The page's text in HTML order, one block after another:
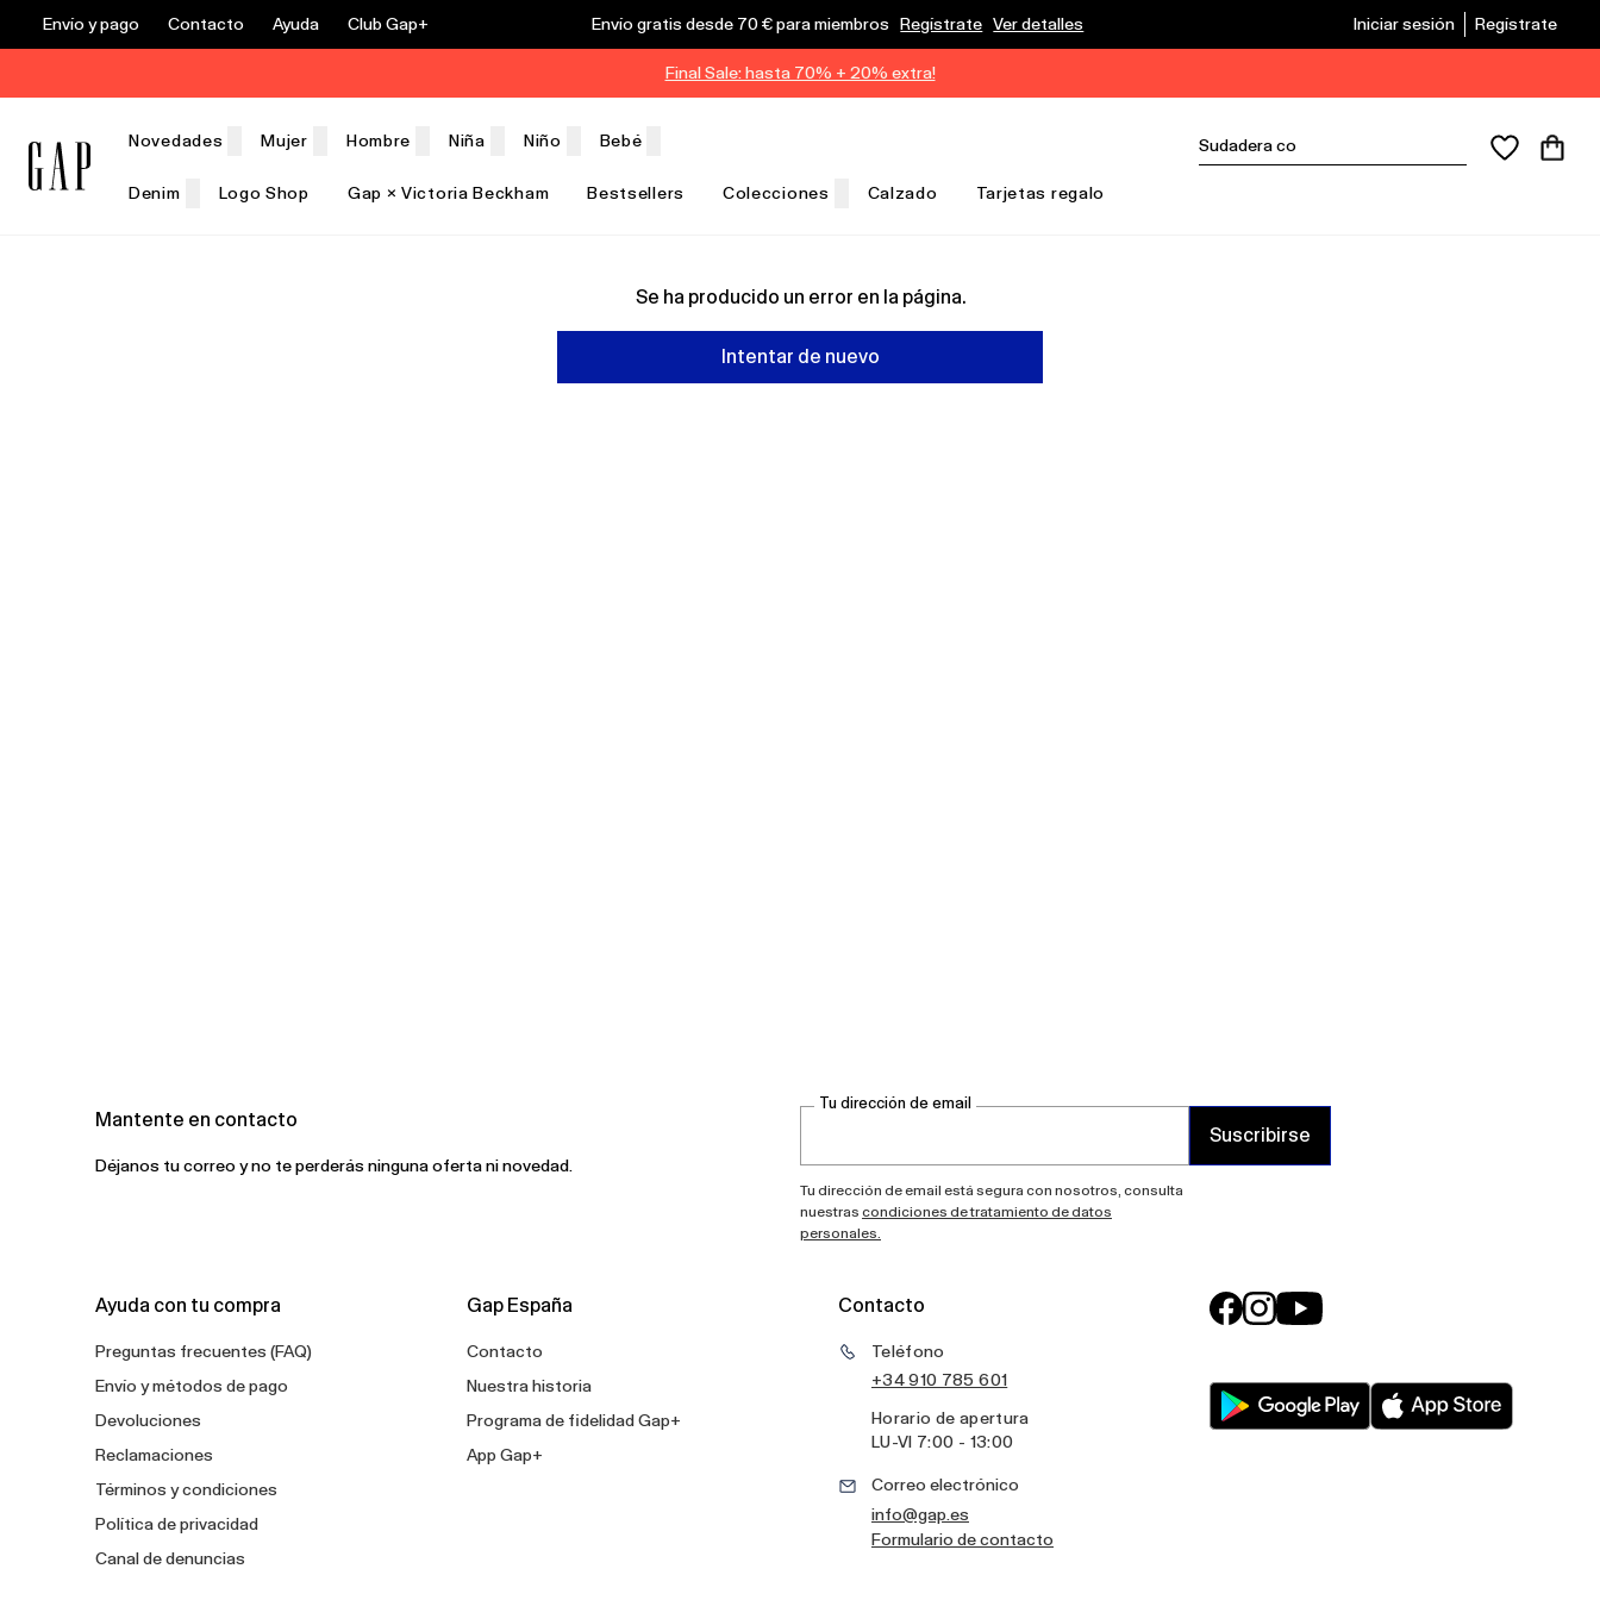
Envío y pago Contacto Ayuda Club Gap+ Envío gratis desde 70 € para miembrosRegístrate Ver detalles Iniciar sesión Regístrate
Final Sale: hasta 70% + 20% extra!
Novedades Mujer Hombre Niña Niño Bebé
Denim Logo Shop Gap × Victoria Beckham Bestsellers Colecciones Calzado Tarjetas regalo
Se ha producido un error en la página.
Intentar de nuevo
Mantente en contacto
Déjanos tu correo y no te perderás ninguna oferta ni novedad.
Tu dirección de email
Suscribirse
Tu dirección de email está segura con nosotros, consulta
nuestras condiciones de tratamiento de datos
personales.
Ayuda con tu compra
Preguntas frecuentes (FAQ)
Envío y métodos de pago
Devoluciones
Reclamaciones
Términos y condiciones
Política de privacidad
Canal de denuncias
Gap España
Contacto
Nuestra historia
Programa de fidelidad Gap+
App Gap+
Contacto
Teléfono
+34 910 785 601
Horario de apertura
LU-VI 7:00 - 13:00
Correo electrónico
info@gap.es
Formulario de contacto